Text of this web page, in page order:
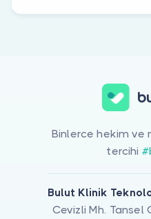
Binlerce hekim ve
tercihi
Bulut Klinik
Cevizli Mh. Tansel